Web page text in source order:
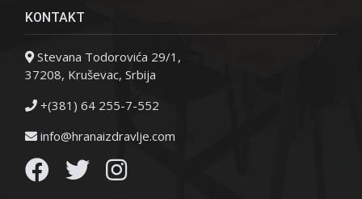
KONTAKT
Stevana Todorovića 29/1,
37208, Kruševac, Srbija
+(381) 64 255-7-552
info@hranaizdravlje.com